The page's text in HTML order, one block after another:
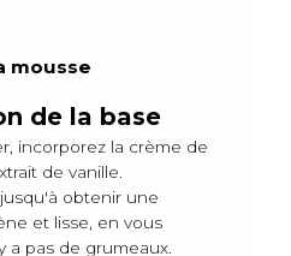
mousse
de la base
incorporez la crème de
de vanille.
obtenir une
et lisse, en vous
a pas de grumeaux.